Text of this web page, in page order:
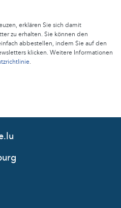
erklären Sie sich damit
zu erhalten. Sie können den
abbestellen, indem Sie auf den
klicken. Weitere Informationen
.